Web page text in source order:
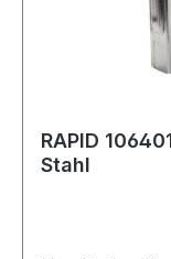
RAPID
Stahl